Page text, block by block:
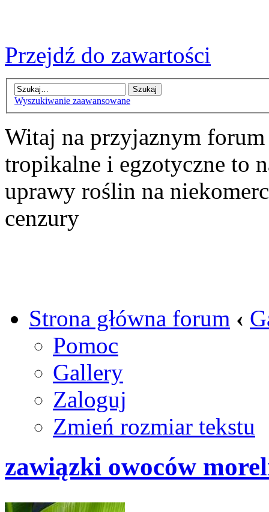
Przejdź do zawartości
Wyszukiwanie zaawansowane
Witaj na przyjaznym
tropikalne i egzotyczne to
uprawy roślin na
cenzury
Strona główna forum ‹
Pomoc
Gallery
Zaloguj
Zmień rozmiar tekstu
zawiązki owoców